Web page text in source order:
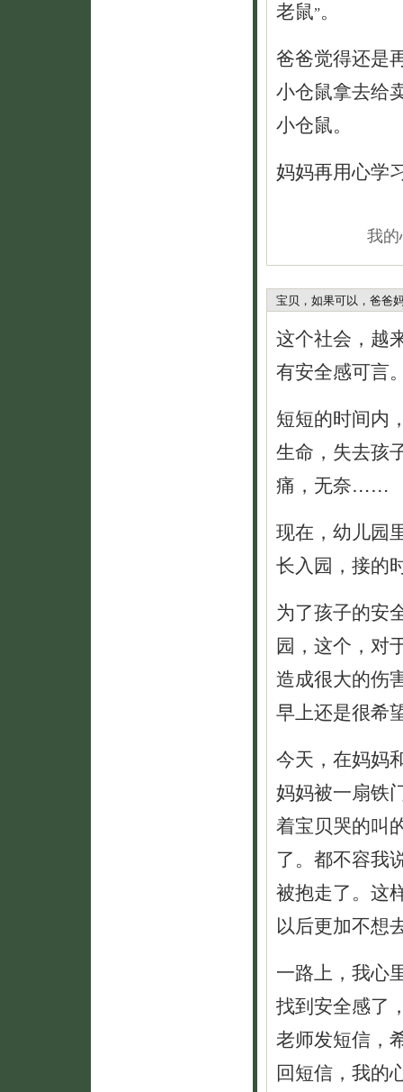
老鼠”。
爸爸觉得还是
小仓鼠拿去给
小仓鼠。
妈妈再用心学
我
宝贝，如果可以，爸爸
这个社会，越
有安全感可言
短短的时间内
生命，失去孩
痛，无奈……
现在，幼儿园
长入园，接的
为了孩子的安
园，这个，对
造成很大的伤
早上还是很希
今天，在妈妈
妈妈被一扇铁
着宝贝哭的叫
了。都不容我
被抱走了。这
以后更加不想
一路上，我心
找到安全感了
老师发短信，
回短信，我的